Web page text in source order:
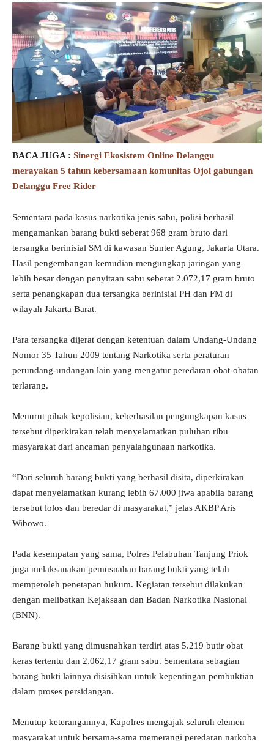
BACA JUGA : Sinergi Ekosistem Online Delanggu
merayakan 5 tahun kebersamaan komunitas Ojol gabungan
Delanggu Free Rider
Sementara pada kasus narkotika jenis sabu, polisi berhasil
mengamankan barang bukti seberat 968 gram bruto dari
tersangka berinisial SM di kawasan Sunter Agung, Jakarta Utara.
Hasil pengembangan kemudian mengungkap jaringan yang
lebih besar dengan penyitaan sabu seberat 2.072,17 gram bruto
serta penangkapan dua tersangka berinisial PH dan FM di
wilayah Jakarta Barat.
Para tersangka dijerat dengan ketentuan dalam Undang-Undang
Nomor 35 Tahun 2009 tentang Narkotika serta peraturan
perundang-undangan lain yang mengatur peredaran obat-obatan
terlarang.
Menurut pihak kepolisian, keberhasilan pengungkapan kasus
tersebut diperkirakan telah menyelamatkan puluhan ribu
masyarakat dari ancaman penyalahgunaan narkotika.
“Dari seluruh barang bukti yang berhasil disita, diperkirakan
dapat menyelamatkan kurang lebih 67.000 jiwa apabila barang
tersebut lolos dan beredar di masyarakat,” jelas AKBP Aris
Wibowo.
Pada kesempatan yang sama, Polres Pelabuhan Tanjung Priok
juga melaksanakan pemusnahan barang bukti yang telah
memperoleh penetapan hukum. Kegiatan tersebut dilakukan
dengan melibatkan Kejaksaan dan Badan Narkotika Nasional
(BNN).
Barang bukti yang dimusnahkan terdiri atas 5.219 butir obat
keras tertentu dan 2.062,17 gram sabu. Sementara sebagian
barang bukti lainnya disisihkan untuk kepentingan pembuktian
dalam proses persidangan.
Menutup keterangannya, Kapolres mengajak seluruh elemen
masyarakat untuk bersama-sama memerangi peredaran narkoba